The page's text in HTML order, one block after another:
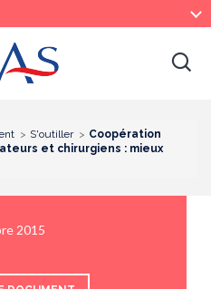
S'outiller
Coopération
et chirurgiens : mieux
2015